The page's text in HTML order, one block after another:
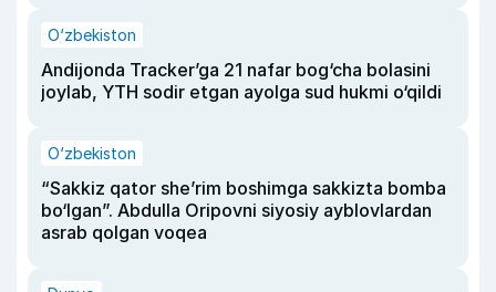
O‘zbekiston
Andijonda Tracker’ga 21 nafar bog‘cha bolasini
joylab, YTH sodir etgan ayolga sud hukmi o‘qildi
O‘zbekiston
“Sakkiz qator she’rim boshimga sakkizta bomba
bo‘lgan”. Abdulla Oripovni siyosiy ayblovlardan
asrab qolgan voqea